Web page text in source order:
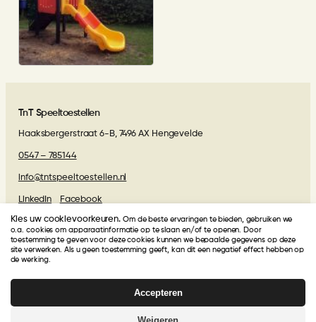
TnT Speeltoestellen
Haaksbergerstraat 6-B, 7496 AX Hengevelde
0547 – 785144
info@tntspeeltoestellen.nl
LinkedIn Facebook
Algemene voorwaarden
Beoordelingen van onze klanten
krijgt van onze klanten een
Gebasseerd op27 beoordelingen
Kies uw cookievoorkeuren. Om de beste ervaringen te bieden, gebruiken we
o.a. cookies om apparaatinformatie op te slaan en/of te openen. Door
toestemming te geven voor deze cookies kunnen we bepaalde gegevens op deze
site verwerken. Als u geen toestemming geeft, kan dit een negatief effect hebben op
de werking.
Accepteren